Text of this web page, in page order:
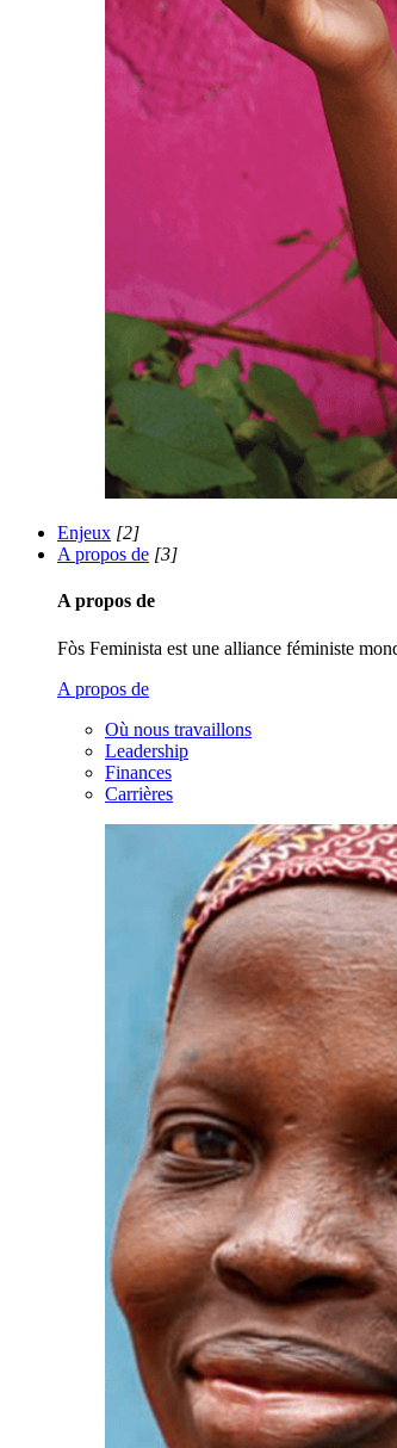
Enjeux [2]
A propos de [3]
A propos de
Fòs Feminista est une alliance féministe
A propos de
Où nous travaillons
Leadership
Finances
Carrières